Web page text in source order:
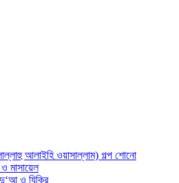
আলাইহি ওয়াসাল্লাম) গল্প শোনো
মাসায়েল
ও যিকির